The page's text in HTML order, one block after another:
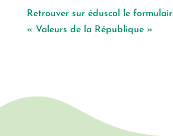
Retrouver sur éduscol le
« Valeurs de la République »